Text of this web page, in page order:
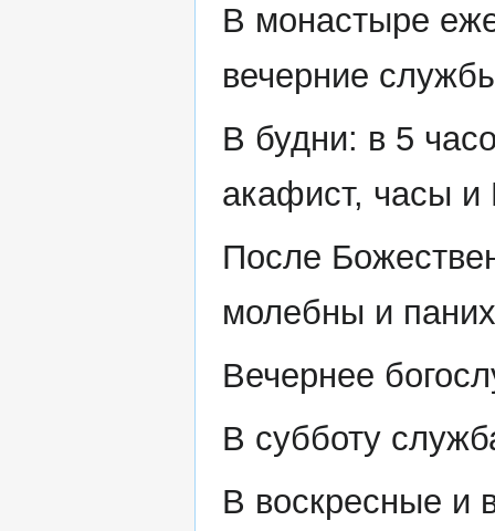
В монастыре
вечерние
В будни: в 5
акафист, часы и
После
молебны и
Вечернее
В субботу
В воскресные и